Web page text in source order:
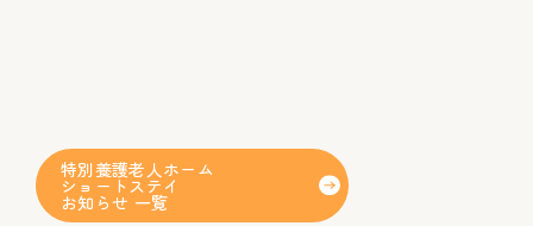
特別養護老人ホーム
ショートステイ
お知らせ 一覧